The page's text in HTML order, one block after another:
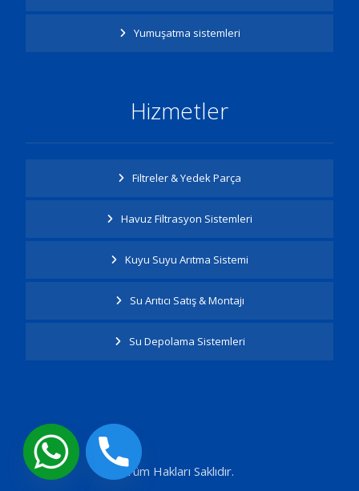
Yumuşatma sistemleri
Hizmetler
Filtreler & Yedek Parça
Havuz Filtrasyon Sistemleri
Kuyu Suyu Arıtma Sistemi
Su Arıtıcı Satış & Montajı
Su Depolama Sistemleri
Tüm Hakları Saklıdır.